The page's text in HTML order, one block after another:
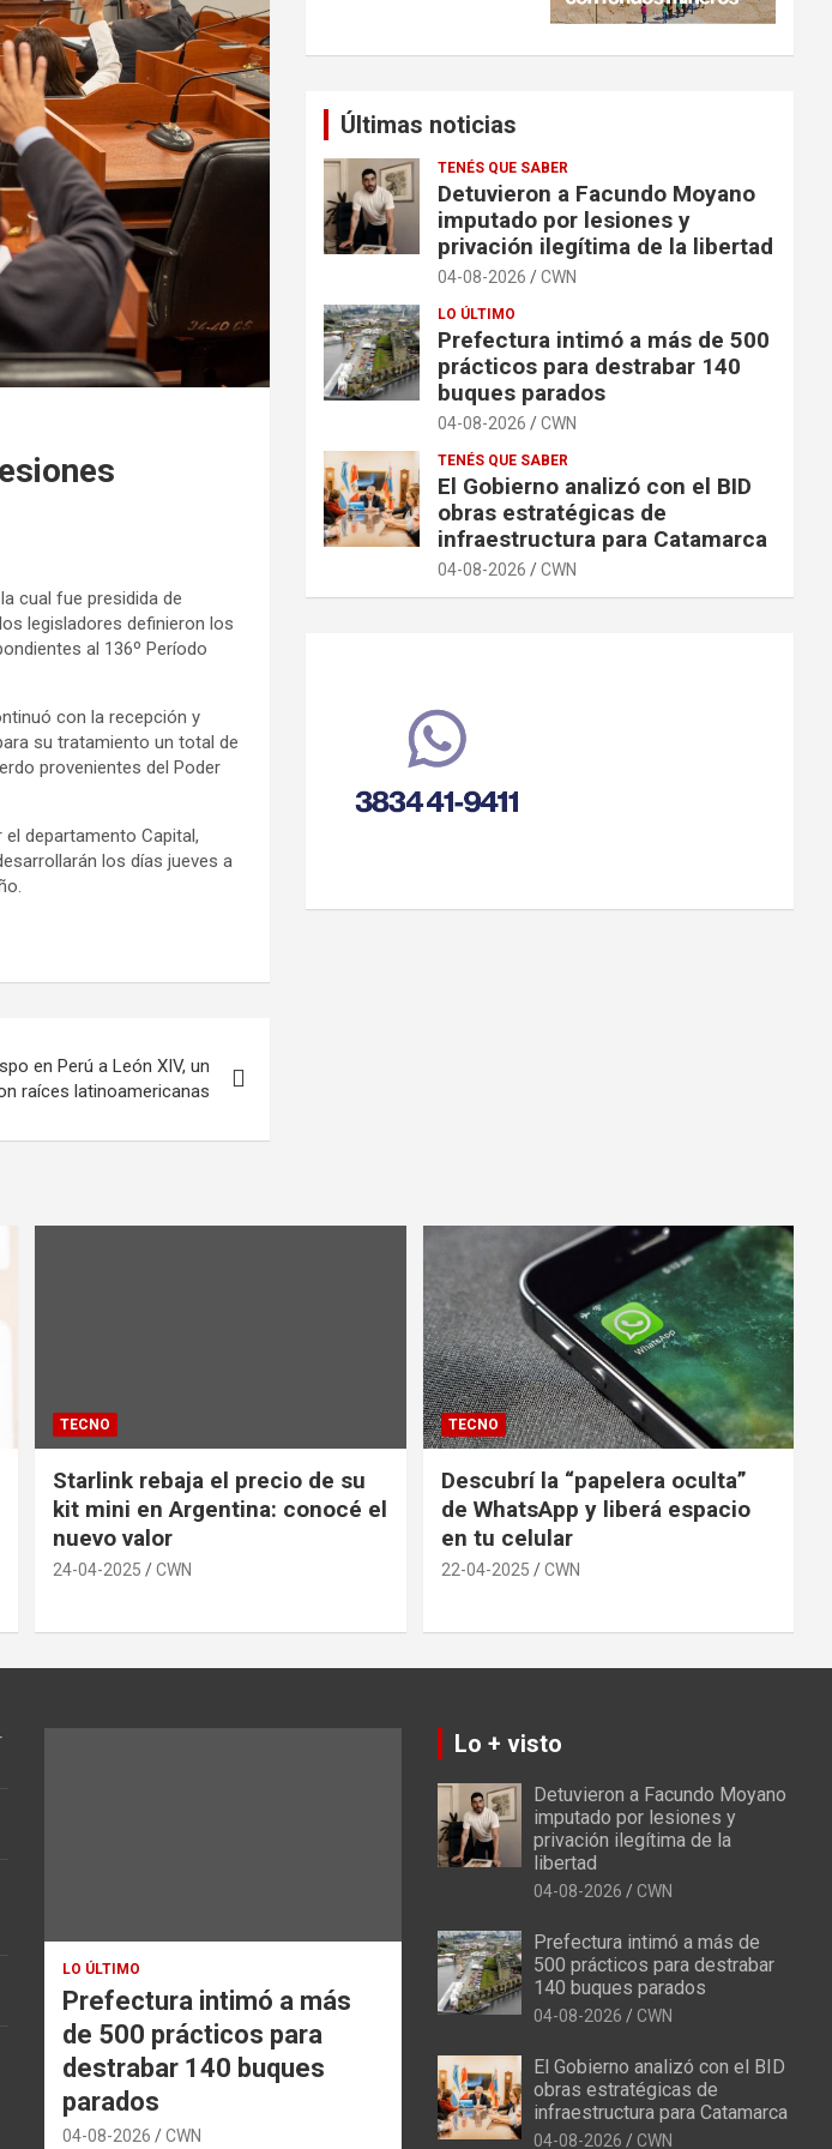
cual fue presidida de
legisladores definieron los
al 136º Período
con la recepción y
su tratamiento un total de
provenientes del Poder
departamento Capital,
los días jueves a
en Perú a León XIV, un
raíces latinoamericanas
Últimas noticias
TENÉS QUE SABER
Detuvieron a Facundo Moyano
imputado por lesiones y
privación ilegítima de la libertad
04-08-2026 CWN
LO ÚLTIMO
Prefectura intimó a más de 500
prácticos para destrabar 140
buques parados
04-08-2026 CWN
TENÉS QUE SABER
El Gobierno analizó con el BID
obras estratégicas de
infraestructura para Catamarca
04-08-2026 CWN
TECNO
Starlink rebaja el precio de su
kit mini en Argentina: conocé el
nuevo valor
24-04-2025 CWN
TECNO
Descubrí la “papelera oculta”
de WhatsApp y liberá espacio
en tu celular
22-04-2025 CWN
LO ÚLTIMO
Prefectura intimó a más
de 500 prácticos para
destrabar 140 buques
parados
04-08-2026 CWN
Lo + visto
Detuvieron a Facundo Moyano
imputado por lesiones y
privación ilegítima de la
libertad
04-08-2026 CWN
Prefectura intimó a más de
500 prácticos para destrabar
140 buques parados
04-08-2026 CWN
El Gobierno analizó con el BID
obras estratégicas de
infraestructura para Catamarca
04-08-2026 CWN